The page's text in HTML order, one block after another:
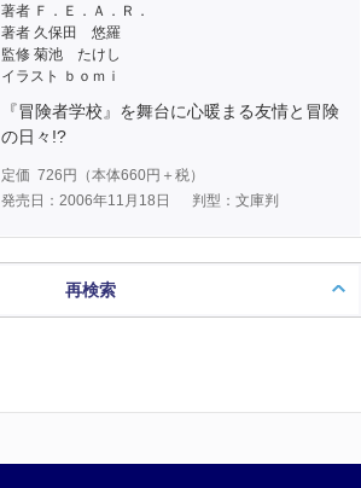
著者 Ｆ．Ｅ．Ａ．Ｒ．
著者 久保田 悠羅
監修 菊池 たけし
イラスト ｂｏｍｉ
『冒険者学校』を舞台に心暖まる友情と冒険
の日々!?
定価 726 円（本体660円＋税）
発売日：2006年11月18日
判型：文庫判
再検索